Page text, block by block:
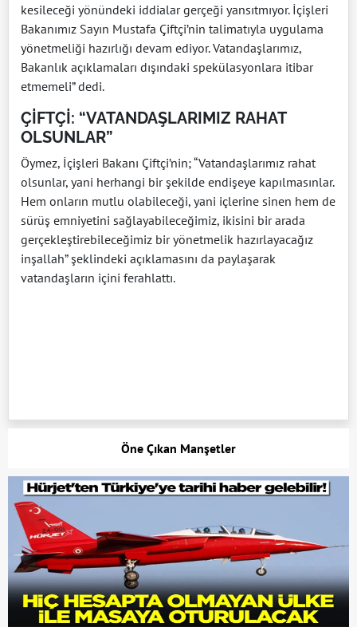
kesileceği yönündeki iddialar gerçeği yansıtmıyor. İçişleri
Bakanımız Sayın Mustafa Çiftçi’nin talimatıyla uygulama
yönetmeliği hazırlığı devam ediyor. Vatandaşlarımız,
Bakanlık açıklamaları dışındaki spekülasyonlara itibar
etmemeli” dedi.
ÇİFTÇİ: “VATANDAŞLARIMIZ RAHAT
OLSUNLAR”
Öymez, İçişleri Bakanı Çiftçi’nin; “Vatandaşlarımız rahat
olsunlar, yani herhangi bir şekilde endişeye kapılmasınlar.
Hem onların mutlu olabileceği, yani içlerine sinen hem de
sürüş emniyetini sağlayabileceğimiz, ikisini bir arada
gerçekleştirebileceğimiz bir yönetmelik hazırlayacağız
inşallah” şeklindeki açıklamasını da paylaşarak
vatandaşların içini ferahlattı.
Öne Çıkan Manşetler